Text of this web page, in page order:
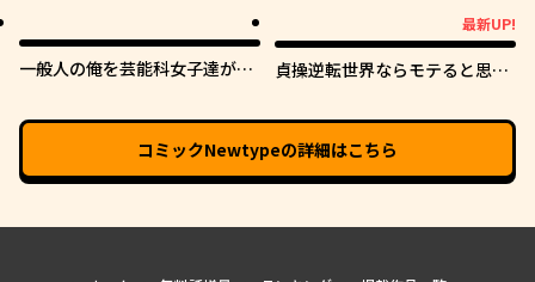
一般人の俺を芸能科女子達が逃
最新UP!
貞操逆転世界ならモテると思っ
コミックNewtypeの詳細はこちら